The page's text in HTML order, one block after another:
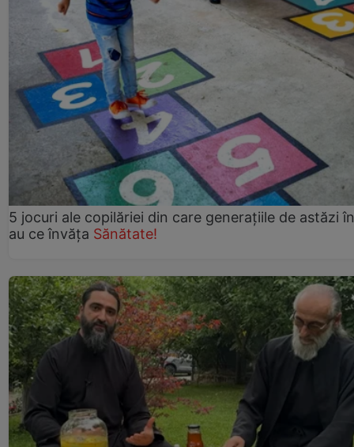
5 jocuri ale copilăriei din care generațiile de astăzi
au ce învăța Sănătate!